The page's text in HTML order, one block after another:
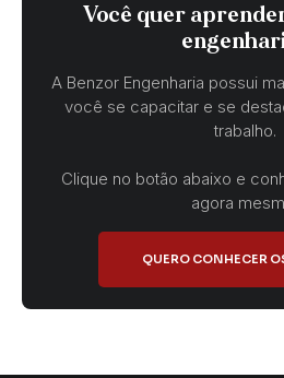
Você quer
A Benzor Engenharia possui
você se capacitar e se
trabalho.
Clique no botão abaixo e
agora
QUERO CONHECER